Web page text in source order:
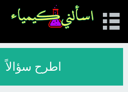
اطرح سؤالاً